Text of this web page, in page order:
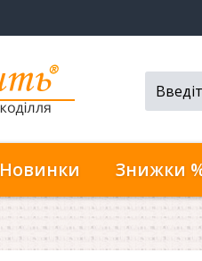
Новинки Знижки